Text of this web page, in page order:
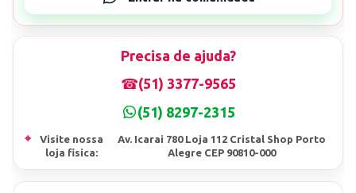
Precisa de ajuda?
☎(51) 3377-9565
(51) 8297-2315
⌖
Visite nossa
loja fisica:
Av. Icarai 780 Loja 112 Cristal Shop Porto
Alegre CEP 90810-000